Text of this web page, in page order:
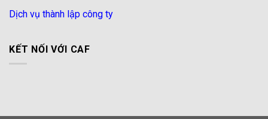
Dịch vụ thành lập công ty
KẾT NỐI VỚI CAF